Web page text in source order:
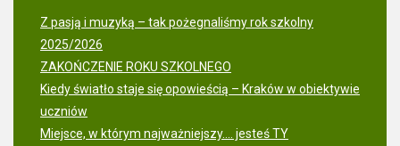
Z pasją i muzyką – tak pożegnaliśmy rok szkolny
2025/2026
ZAKOŃCZENIE ROKU SZKOLNEGO
Kiedy światło staje się opowieścią – Kraków w obiektywie
uczniów
Miejsce, w którym najważniejszy.... jesteś TY